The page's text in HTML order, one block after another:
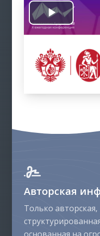
В
о
с
п
о
е
Авторская
Только